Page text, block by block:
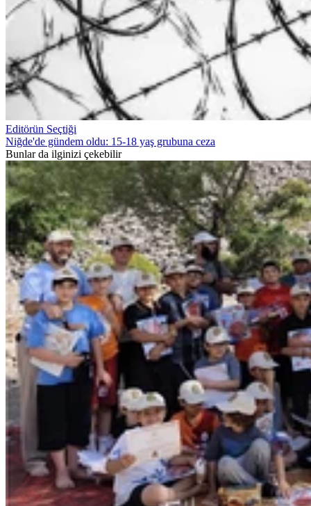
Editörün Seçtiği
Niğde'de gündem oldu: 15-18 yaş grubuna ceza
Bunlar da ilginizi çekebilir